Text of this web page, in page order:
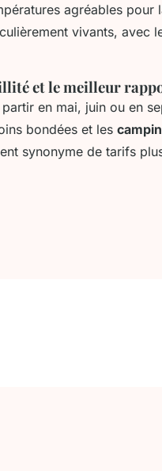
agréables pour
vivants, avec
et le meilleur
en mai, juin ou en
bondées et les
synonyme de tarifs